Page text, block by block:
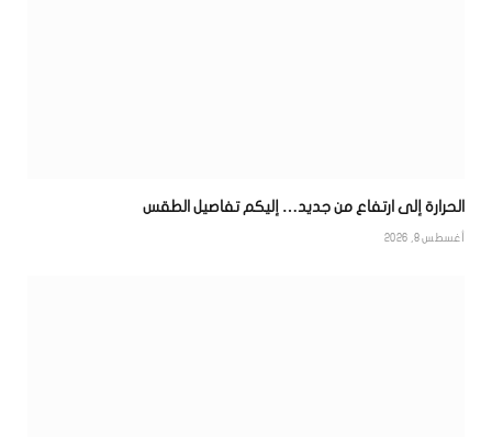
الحرارة إلى ارتفاع من جديد… إليكم تفاصيل الطقس
أغسطس 8, 2026